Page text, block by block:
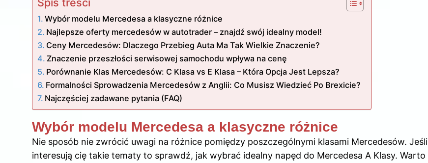
Wybór modelu Mercedesa a klasyczne różnice
Najlepsze oferty mercedesów w autotrader – znajdź swój idealny model!
Ceny Mercedesów: Dlaczego Przebieg Auta Ma Tak Wielkie Znaczenie?
Znaczenie przeszłości serwisowej samochodu wpływa na cenę
Porównanie Klas Mercedesów: C Klasa vs E Klasa – Która Opcja Jest Lepsza?
Formalności Sprowadzenia Mercedesów z Anglii: Co Musisz Wiedzieć Po Brexicie?
Najczęściej zadawane pytania (FAQ)
Wybór modelu Mercedesa a klasyczne różnice
Nie sposób nie zwrócić uwagi na różnice pomiędzy poszczególnymi klasami Mercedesów. Jeśli
interesują cię takie tematy to sprawdź, jak wybrać idealny napęd do Mercedesa A Klasy. Warto